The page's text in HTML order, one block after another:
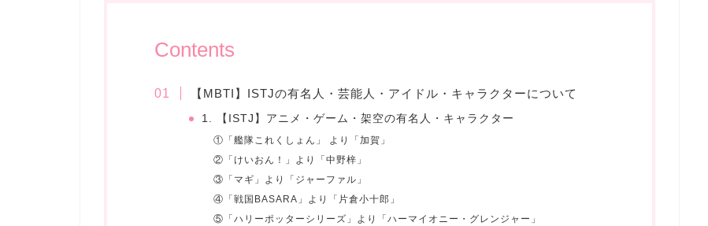
Contents
【MBTI】ISTJの有名人・芸能人・アイドル・キャラクターについて
1. 【ISTJ】アニメ・ゲーム・架空の有名人・キャラクター
①「艦隊これくしょん」 より「加賀」
②「けいおん！」より「中野梓」
③「マギ」より「ジャーファル」
④「戦国BASARA」より「片倉小十郎」
⑤「ハリーポッターシリーズ」より「ハーマイオニー・グレンジャー」